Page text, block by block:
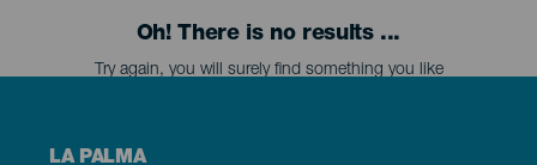
Oh! There is no results ...
Try again, you will surely find something you like
Menú
LA PALMA